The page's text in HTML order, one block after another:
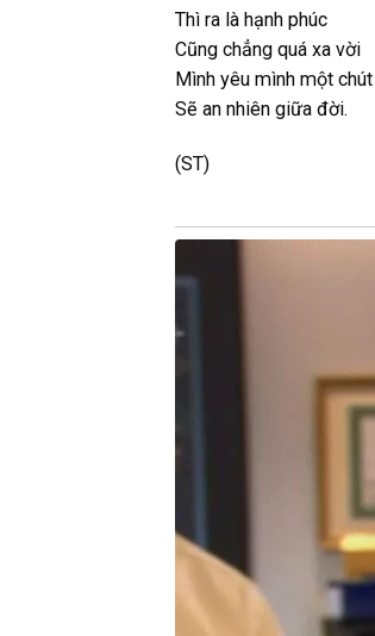
Thì ra là hạnh phúc
Cũng chẳng quá xa vời
Mình yêu mình một chút
Sẽ an nhiên giữa đời.
(ST)